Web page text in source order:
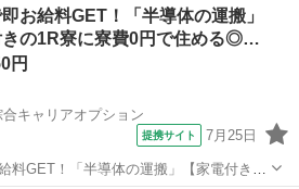
工場
お給料GET！「半導体の運搬」
きの1R寮に寮費0円で住める◎…
円
キャリアオプション
提携サイト 7月25日
料GET！「半導体の運搬」【家電付きの